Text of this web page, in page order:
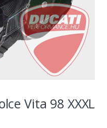
Vita 98 XXXL